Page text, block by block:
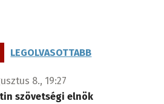
LEGOLVASOTTABB
8., 19:27
szövetségi elnök